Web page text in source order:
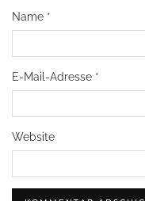
Name *
E-Mail-Adresse *
Website